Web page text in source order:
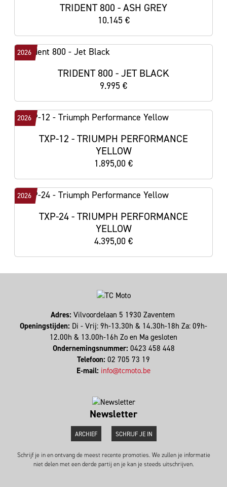
TRIDENT 800 - ASH GREY
10.145 €
2026
TRIDENT 800 - JET BLACK
9.995 €
2026
TXP-12 - TRIUMPH PERFORMANCE
YELLOW
1.895,00 €
2026
TXP-24 - TRIUMPH PERFORMANCE
YELLOW
4.395,00 €
Adres: Vilvoordelaan 5 1930 Zaventem
Openingstijden: Di - Vrij: 9h-13.30h & 14.30h-18h Za: 09h-
12.00h & 13.00h-16h Zo en Ma gesloten
Ondernemingsnummer: 0423 458 448
Telefoon: 02 705 73 19
E-mail: info@tcmoto.be
Newsletter
ARCHIEF SCHRIJF JE IN
Schrijf je in en ontvang de meest recente promoties. We zullen je informatie
niet delen met een derde partij en je kan je steeds uitschrijven.